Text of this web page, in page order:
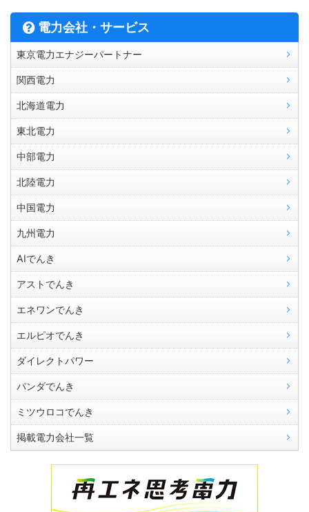
電力会社・サービス
東京電力エナジーパートナー
関西電力
北海道電力
東北電力
中部電力
北陸電力
中国電力
九州電力
AIでんき
アストでんき
エネワンでんき
エルピオでんき
ダイレクトパワー
パンダでんき
ミツウロコでんき
掲載電力会社一覧